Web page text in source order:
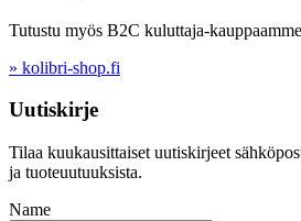
Tutustu myös B2C kuluttaja-
» kolibri-shop.fi
Uutiskirje
Tilaa kuukausittaiset uutiskirjeet
ja tuoteuutuuksista.
Name